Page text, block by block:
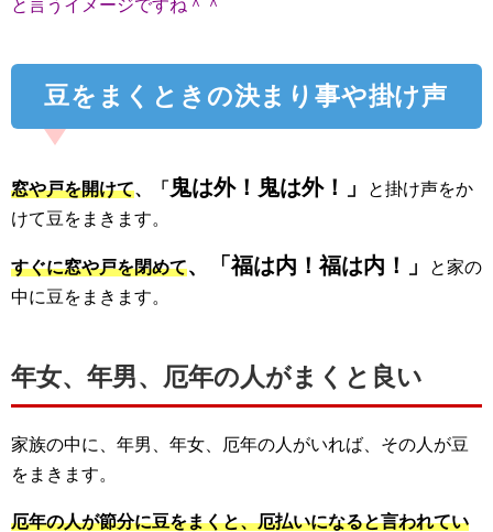
と言うイメージですね＾＾
豆をまくときの決まり事や掛け声
窓や戸を開けて、「 鬼は外！鬼は外！」
と掛け声をか
けて豆をまきます。
すぐに窓や戸を閉めて、「福は内！福は内！」
と家の
中に豆をまきます。
年女、年男、厄年の人がまくと良い
家族の中に、年男、年女、厄年の人がいれば、その人が豆
をまきます。
厄年の人が節分に豆をまくと、厄払いになると言われてい